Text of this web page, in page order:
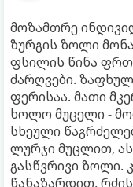
მოზამთრე
ზურგის ზოლი
ფსილის წინა
ძარღვები.
ფერისაა. მათი
ხოლო მუცელი -
სხეული
ლურჯი მუცლით,
გასწვრივი ზოლი.
წანაზარდით,